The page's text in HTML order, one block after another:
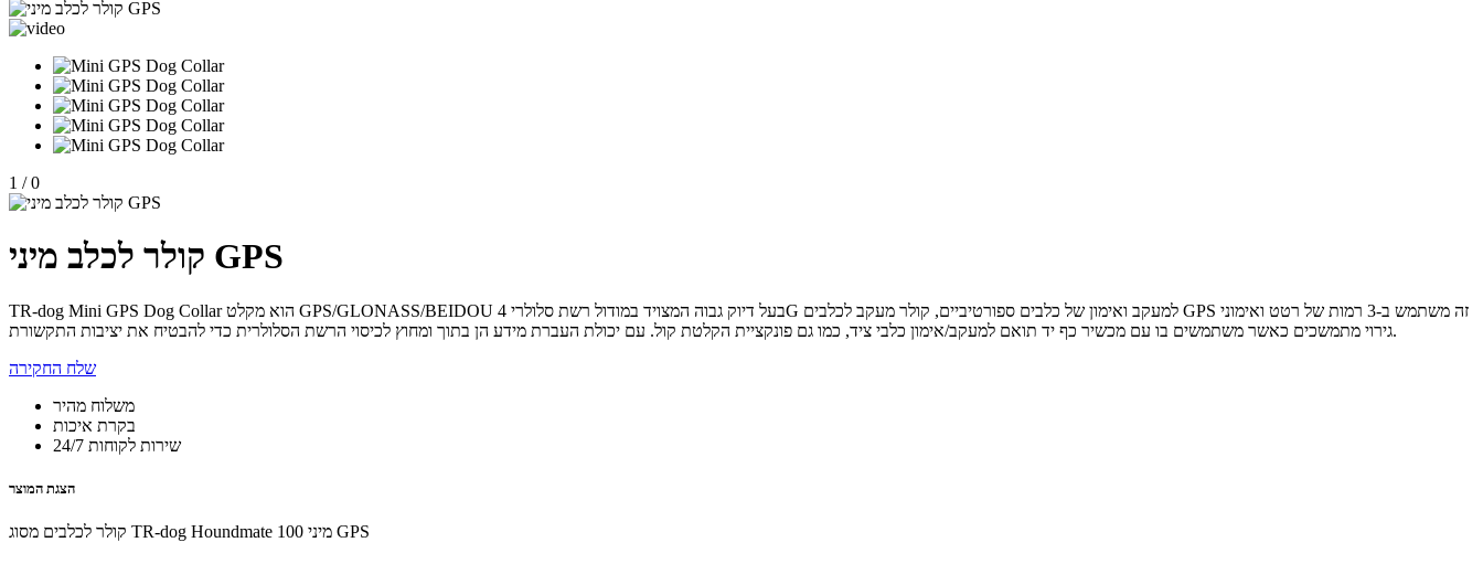
1 / 0
קולר לכלב מיני GPS
TR-dog Mini GPS Dog Collar הוא מקלט GPS/GLONASS/BEIDOU בעל דיוק גבוה המצויד במודול רשת סלולרי 4G למעקב ואימון של כלבים ספורטיביים, קולר מעקב לכלבים GPS זה משתמש ב-3 רמות של רטט ואימוני
גירוי מתמשכים כאשר משתמשים בו עם מכשיר כף יד תואם למעקב/אימון כלבי ציד, כמו גם פונקציית הקלטת קול. עם יכולת העברת מידע הן בתוך ומחוץ לכיסוי הרשת הסלולרית כדי להבטיח את יציבות התקשורת.
שלח החקירה
משלוח מהיר
בקרת איכות
שירות לקוחות 24/7
הצגת המוצר
קולר לכלבים מסוג TR-dog Houndmate 100 מיני GPS